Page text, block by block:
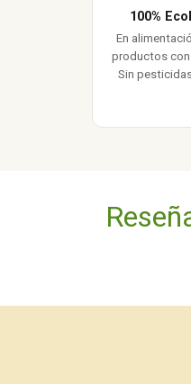
100%
En
productos
Sin